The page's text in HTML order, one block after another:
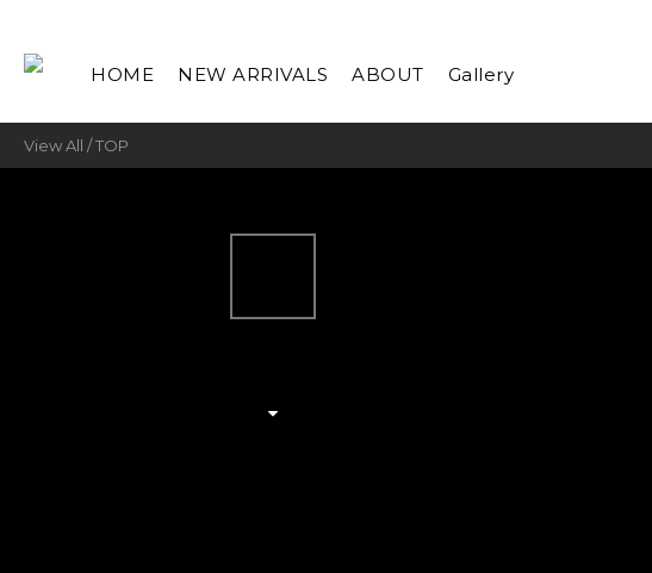
HOME NEW ARRIVALS ABOUT Gallery
View All /TOP